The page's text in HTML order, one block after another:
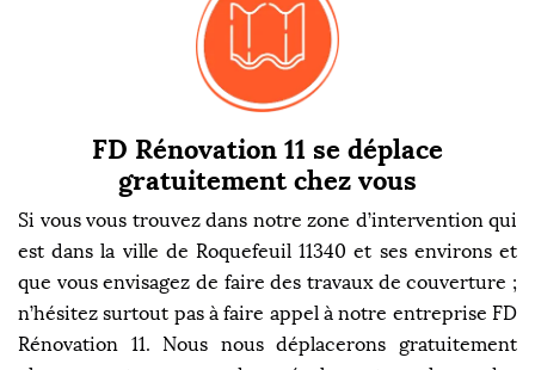
FD Rénovation 11 se déplace
gratuitement chez vous
Si vous vous trouvez dans notre zone d’intervention qui
est dans la ville de Roquefeuil 11340 et ses environs et
que vous envisagez de faire des travaux de couverture ;
n’hésitez surtout pas à faire appel à notre entreprise FD
Rénovation 11. Nous nous déplacerons gratuitement